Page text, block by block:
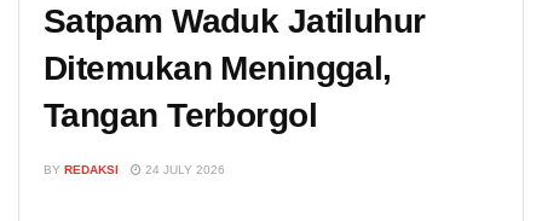
Satpam Waduk Jatiluhur
Ditemukan Meninggal,
Tangan Terborgol
BY REDAKSI 24 JULY 2026